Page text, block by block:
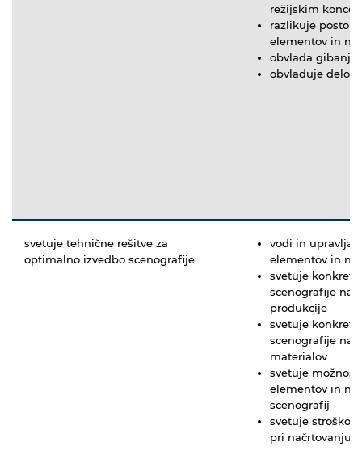
režijskim
razlikuje
elementov in
obvlada gibanje
obvladuje delo
svetuje tehnične rešitve za
optimalno izvedbo scenografije
vodi in upravlja
elementov in
svetuje
scenografije na
produkcije
svetuje
scenografije na
materialov
svetuje
elementov in
scenografij
svetuje
pri načrtovanju